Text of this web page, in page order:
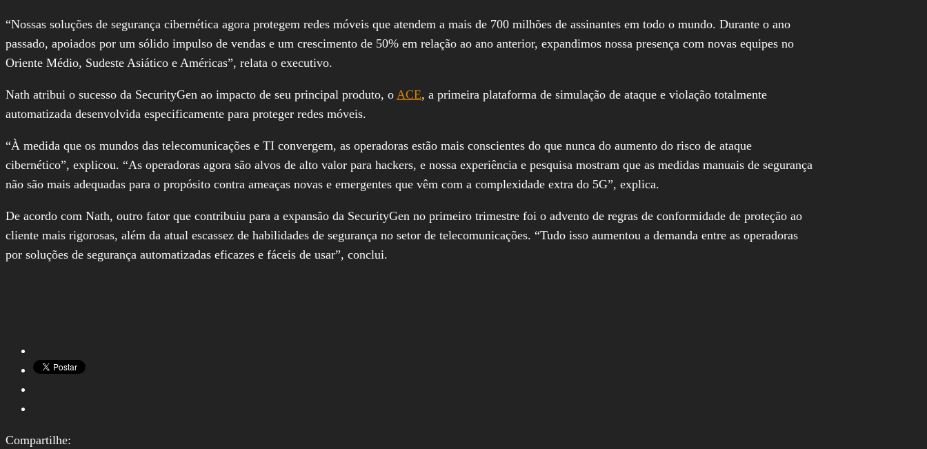
“Nossas soluções de segurança cibernética agora protegem redes móveis que atendem a mais de 700 milhões de assinantes em todo o mundo. Durante o ano
passado, apoiados por um sólido impulso de vendas e um crescimento de 50% em relação ao ano anterior, expandimos nossa presença com novas equipes no
Oriente Médio, Sudeste Asiático e Américas”, relata o executivo.
Nath atribui o sucesso da SecurityGen ao impacto de seu principal produto, o ACE, a primeira plataforma de simulação de ataque e violação totalmente
automatizada desenvolvida especificamente para proteger redes móveis.
“À medida que os mundos das telecomunicações e TI convergem, as operadoras estão mais conscientes do que nunca do aumento do risco de ataque
cibernético”, explicou. “As operadoras agora são alvos de alto valor para hackers, e nossa experiência e pesquisa mostram que as medidas manuais de segurança
não são mais adequadas para o propósito contra ameaças novas e emergentes que vêm com a complexidade extra do 5G”, explica.
De acordo com Nath, outro fator que contribuiu para a expansão da SecurityGen no primeiro trimestre foi o advento de regras de conformidade de proteção ao
cliente mais rigorosas, além da atual escassez de habilidades de segurança no setor de telecomunicações. “Tudo isso aumentou a demanda entre as operadoras
por soluções de segurança automatizadas eficazes e fáceis de usar”, conclui.
Compartilhe: